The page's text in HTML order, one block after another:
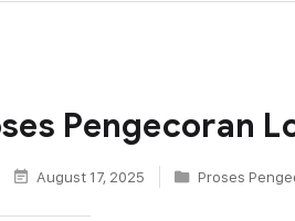
Pengecoran
August 17, 2025 Proses